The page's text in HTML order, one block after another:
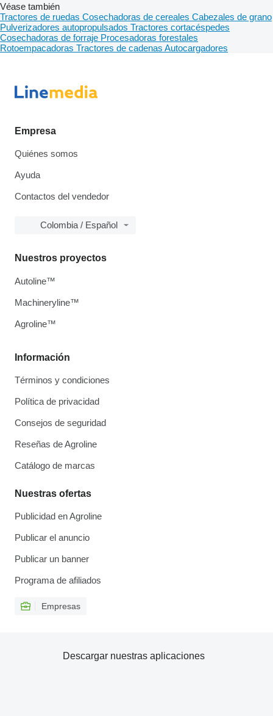
Véase también
Tractores de ruedas Cosechadoras de cereales Cabezales de grano
Pulverizadores autopropulsados Tractores cortacéspedes
Cosechadoras de forraje Procesadoras forestales
Rotoempacadoras Tractores de cadenas Autocargadores
Empresa
Quiénes somos
Ayuda
Contactos del vendedor
Colombia / Español
Información
Términos y condiciones
Política de privacidad
Consejos de seguridad
Reseñas de Agroline
Catálogo de marcas
Nuestras ofertas
Publicidad en Agroline
Publicar el anuncio
Publicar un banner
Programa de afiliados
Empresas
Nuestros proyectos
Autoline™
Machineryline™
Agroline™
Descargar nuestras aplicaciones